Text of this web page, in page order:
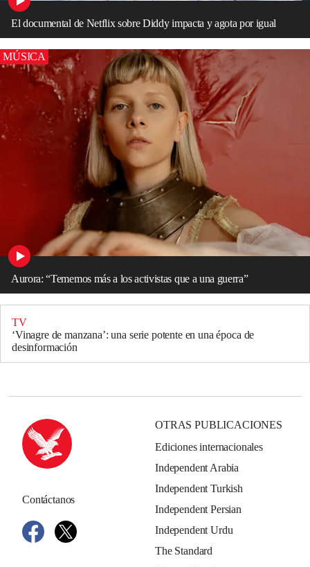
El documental de Netflix sobre Diddy impacta y agota por igual
MÚSICA
Aurora: “Tememos más a los activistas que a una guerra”
TV
‘Vinagre de manzana’: una serie potente en una época de
desinformación
Contáctanos
OTRAS PUBLICACIONES
Ediciones internacionales
Independent Arabia
Independent Turkish
Independent Persian
Independent Urdu
The Standard